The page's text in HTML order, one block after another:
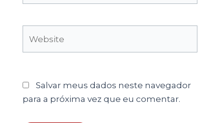
Salvar meus dados neste navegador
para a próxima vez que eu comentar.